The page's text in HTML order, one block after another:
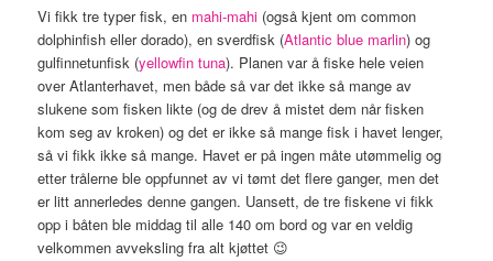
Vi fikk tre typer fisk, en mahi-mahi (også kjent om common
dolphinfish eller dorado), en sverdfisk (Atlantic blue marlin) og
gulfinnetunfisk (yellowfin tuna). Planen var å fiske hele veien
over Atlanterhavet, men både så var det ikke så mange av
slukene som fisken likte (og de drev å mistet dem når fisken
kom seg av kroken) og det er ikke så mange fisk i havet lenger,
så vi fikk ikke så mange. Havet er på ingen måte utømmelig og
etter trålerne ble oppfunnet av vi tømt det flere ganger, men det
er litt annerledes denne gangen. Uansett, de tre fiskene vi fikk
opp i båten ble middag til alle 140 om bord og var en veldig
velkommen avveksling fra alt kjøttet 😉